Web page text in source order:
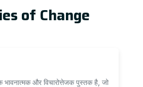
of Change
भावनात्मक और विचारोत्तेजक पुस्तक है, जो